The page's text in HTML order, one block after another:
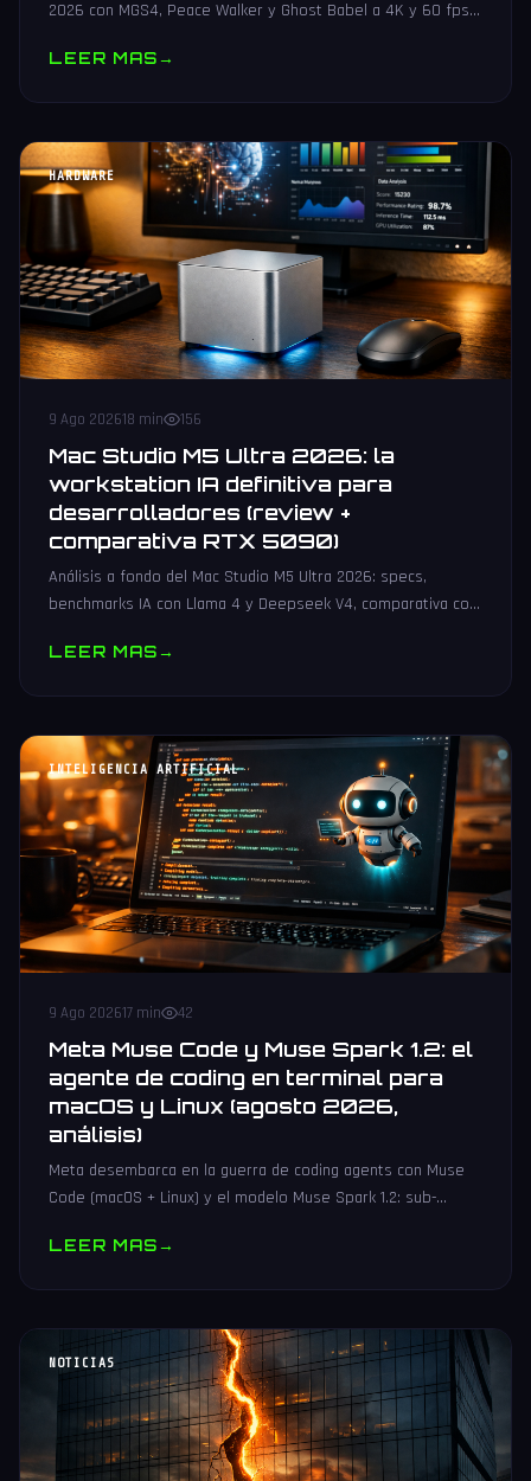
2026 con MGS4, Peace Walker y Ghost Babel a 4K y 60 fps
LEER MAS→
HARDWARE
9 Ago 202618 min 156
Mac Studio M5 Ultra 2026: la
workstation IA definitiva para
desarrolladores (review +
comparativa RTX 5090)
Análisis a fondo del Mac Studio M5 Ultra 2026: specs,
benchmarks IA con Llama 4 y Deepseek V4, comparativa con
IA local.
LEER MAS→
INTELIGENCIA ARTIFICIAL
9 Ago 202617 min 42
Meta Muse Code y Muse Spark 1.2: el
agente de coding en terminal para
macOS y Linux (agosto 2026,
análisis)
Meta desembarca en la guerra de coding agents con Muse
Code (macOS + Linux) y el modelo Muse Spark 1.2: sub-
barato.
LEER MAS→
NOTICIAS